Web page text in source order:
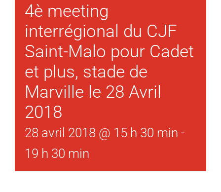
4è meeting
interrégional du CJF
Saint-Malo pour Cadet
et plus, stade de
Marville le 28 Avril
2018
28 avril 2018 @ 15 h 30 min -
19 h 30 min